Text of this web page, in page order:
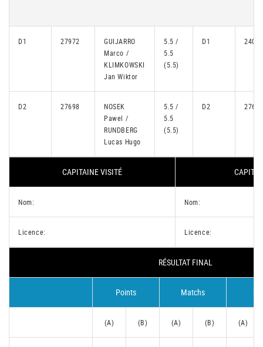
D1 27972
GUIJARRO
Marco /
KLIMKOWSKI
Jan Wiktor
5.5 /
5.5
(5.5)
D1 24077
D2 27698
NOSEK
Pawel /
RUNDBERG
Lucas Hugo
5.5 /
5.5
(5.5)
D2 27612
CAPITAINE VISITÉ
Nom: Nom:
Licence: Licence:
RÉSULTAT FINAL
Points Matchs
(A) (B) (A) (B) (A)